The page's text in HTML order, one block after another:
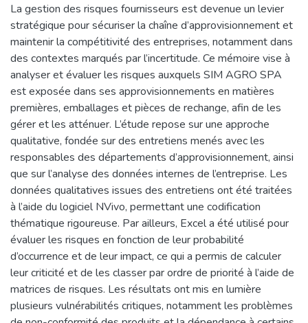
La gestion des risques fournisseurs est devenue un levier
stratégique pour sécuriser la chaîne d’approvisionnement et
maintenir la compétitivité des entreprises, notamment dans
des contextes marqués par l’incertitude. Ce mémoire vise à
analyser et évaluer les risques auxquels SIM AGRO SPA
est exposée dans ses approvisionnements en matières
premières, emballages et pièces de rechange, afin de les
gérer et les atténuer. L’étude repose sur une approche
qualitative, fondée sur des entretiens menés avec les
responsables des départements d’approvisionnement, ainsi
que sur l’analyse des données internes de l’entreprise. Les
données qualitatives issues des entretiens ont été traitées
à l’aide du logiciel NVivo, permettant une codification
thématique rigoureuse. Par ailleurs, Excel a été utilisé pour
évaluer les risques en fonction de leur probabilité
d’occurrence et de leur impact, ce qui a permis de calculer
leur criticité et de les classer par ordre de priorité à l’aide de
matrices de risques. Les résultats ont mis en lumière
plusieurs vulnérabilités critiques, notamment les problèmes